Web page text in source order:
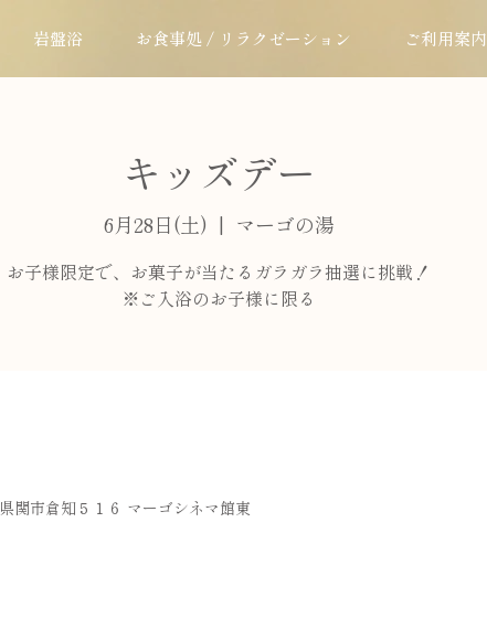
岩盤浴 お食事処 / リラクゼーション ご利用案内
キッズデー
6月28日(土)
  |
マーゴの湯
お子様限定で、お菓子が当たるガラガラ抽選に挑戦！
※ご入浴のお子様に限る
関市倉知５１６ マーゴシネマ館東